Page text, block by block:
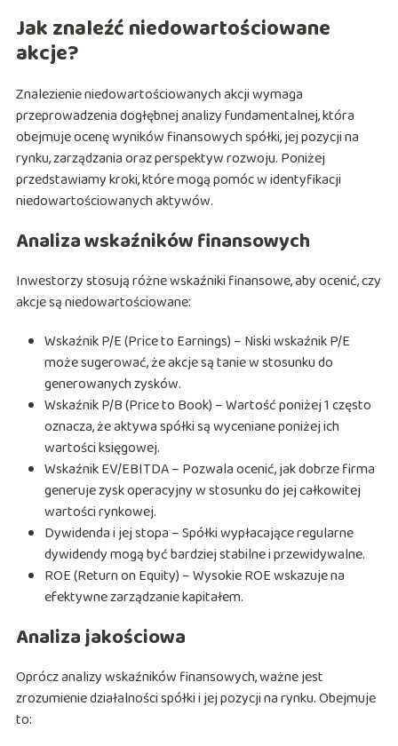
Jak znaleźć niedowartościowane
akcje?
Znalezienie niedowartościowanych akcji wymaga
przeprowadzenia dogłębnej analizy fundamentalnej, która
obejmuje ocenę wyników finansowych spółki, jej pozycji na
rynku, zarządzania oraz perspektyw rozwoju. Poniżej
przedstawiamy kroki, które mogą pomóc w identyfikacji
niedowartościowanych aktywów.
Analiza wskaźników finansowych
Inwestorzy stosują różne wskaźniki finansowe, aby ocenić, czy
akcje są niedowartościowane:
Wskaźnik P/E (Price to Earnings) – Niski wskaźnik P/E
może sugerować, że akcje są tanie w stosunku do
generowanych zysków.
Wskaźnik P/B (Price to Book) – Wartość poniżej 1 często
oznacza, że aktywa spółki są wyceniane poniżej ich
wartości księgowej.
Wskaźnik EV/EBITDA – Pozwala ocenić, jak dobrze firma
generuje zysk operacyjny w stosunku do jej całkowitej
wartości rynkowej.
Dywidenda i jej stopa – Spółki wypłacające regularne
dywidendy mogą być bardziej stabilne i przewidywalne.
ROE (Return on Equity) – Wysokie ROE wskazuje na
efektywne zarządzanie kapitałem.
Analiza jakościowa
Oprócz analizy wskaźników finansowych, ważne jest
zrozumienie działalności spółki i jej pozycji na rynku. Obejmuje
to: